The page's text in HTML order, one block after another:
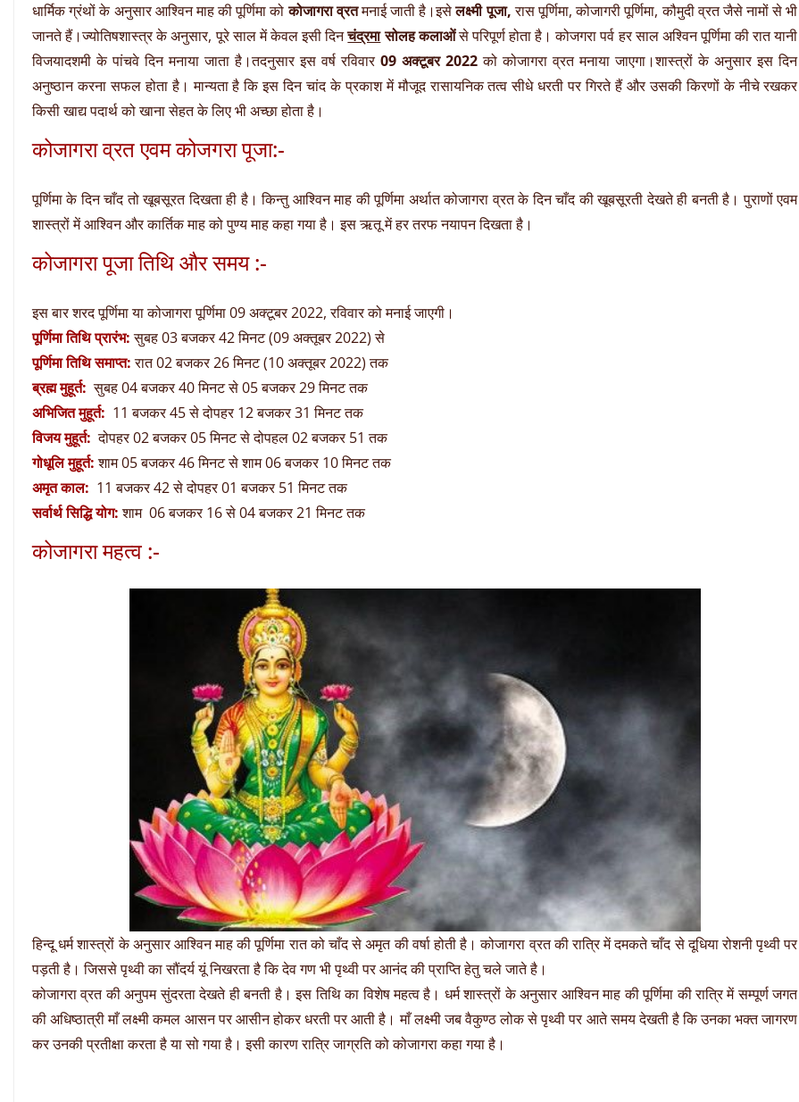
धार्मिक ग्रंथों के अनुसार आश्विन माह की पूर्णिमा कोकोजागरा व्रतमनाई जाती है।इसेलक्ष्मी पूजा,रास पूर्णिमा, कोजागरी पूर्णिमा, कौमुदी व्रत जैसे नामों से भी
जानते हैं।ज्‍योतिषशास्त्र के अनुसार, पूरे साल में केवल इसी दिनचंद्रमासोलह कलाओंसे परिपूर्ण होता है। कोजगरा पर्व हर साल अश्विन पूर्णिमा की रात यानी
विजयादशमी के पांचवे दिन मनाया जाता है।तदनुसार इस वर्ष रविवार09 अक्टूबर 2022को कोजागरा व्रत मनाया जाएगा।शास्त्रों के अनुसार इस दिन
अनुष्ठान करना सफल होता है। मान्यता है कि इस दिन चांद के प्रकाश में मौजूद रासायनिक तत्व सीधे धरती पर गिरते हैं और उसकी किरणों के नीचे रखकर
किसी खाद्य पदार्थ को खाना सेहत के लिए भी अच्छा होता है।
कोजागरा व्रत एवम कोजगरा पूजा:-
पूर्णिमा के दिन चाँद तो खूबसूरत दिखता ही है। किन्तु आश्विन माह की पूर्णिमा अर्थात कोजागरा व्रत के दिन चाँद की खूबसूरती देखते ही बनती है। पुराणों एवम
शास्त्रों में आश्विन और कार्तिक माह को पुण्य माह कहा गया है। इस ऋतू में हर तरफ नयापन दिखता है।
कोजागरा पूजा तिथि और समय :-
इस बार शरद पूर्णिमा या कोजागरा पूर्णिमा 09 अक्टूबर 2022, रविवार को मनाई जाएगी।
पूर्णिमा तिथि प्रारंभ:सुबह 03 बजकर 42 मिनट (09 अक्तूबर 2022) से
पूर्णिमा तिथि समाप्त: रात 02 बजकर 26 मिनट (10 अक्तूबर 2022) तक
ब्रह्म मुहूर्त: सुबह 04 बजकर 40 मिनट से 05 बजकर 29 मिनट तक
अभिजित मुहूर्त: 11 बजकर 45 से दोपहर 12 बजकर 31 मिनट तक
विजय मुहूर्त: दोपहर 02 बजकर 05 मिनट से दोपहल 02 बजकर 51 तक
गोधूलि मुहूर्त: शाम 05 बजकर 46 मिनट से शाम 06 बजकर 10 मिनट तक
अमृत काल: 11 बजकर 42 से दोपहर 01 बजकर 51 मिनट तक
सर्वार्थ सिद्धि योग:शाम 06 बजकर 16 से 04 बजकर 21 मिनट तक
कोजागरा महत्व :-
हिन्दू धर्म शास्त्रों के अनुसार आश्विन माह की पूर्णिमा रात को चाँद से अमृत की वर्षा होती है। कोजागरा व्रत की रात्रि में दमकते चाँद से दूधिया रोशनी पृथ्वी पर
पड़ती है। जिससे पृथ्वी का सौंदर्य यूं निखरता है कि देव गण भी पृथ्वी पर आनंद की प्राप्ति हेतु चले जाते है।
कोजागरा व्रत की अनुपम सुंदरता देखते ही बनती है। इस तिथि का विशेष महत्व है। धर्म शास्त्रों के अनुसार आश्विन माह की पूर्णिमा की रात्रि में सम्पूर्ण जगत
की अधिष्ठात्री माँ लक्ष्मी कमल आसन पर आसीन होकर धरती पर आती है। माँ लक्ष्मी जब वैकुण्ठ लोक से पृथ्वी पर आते समय देखती है कि उनका भक्त जागरण
कर उनकी प्रतीक्षा करता है या सो गया है। इसी कारण रात्रि जाग्रति को कोजागरा कहा गया है।